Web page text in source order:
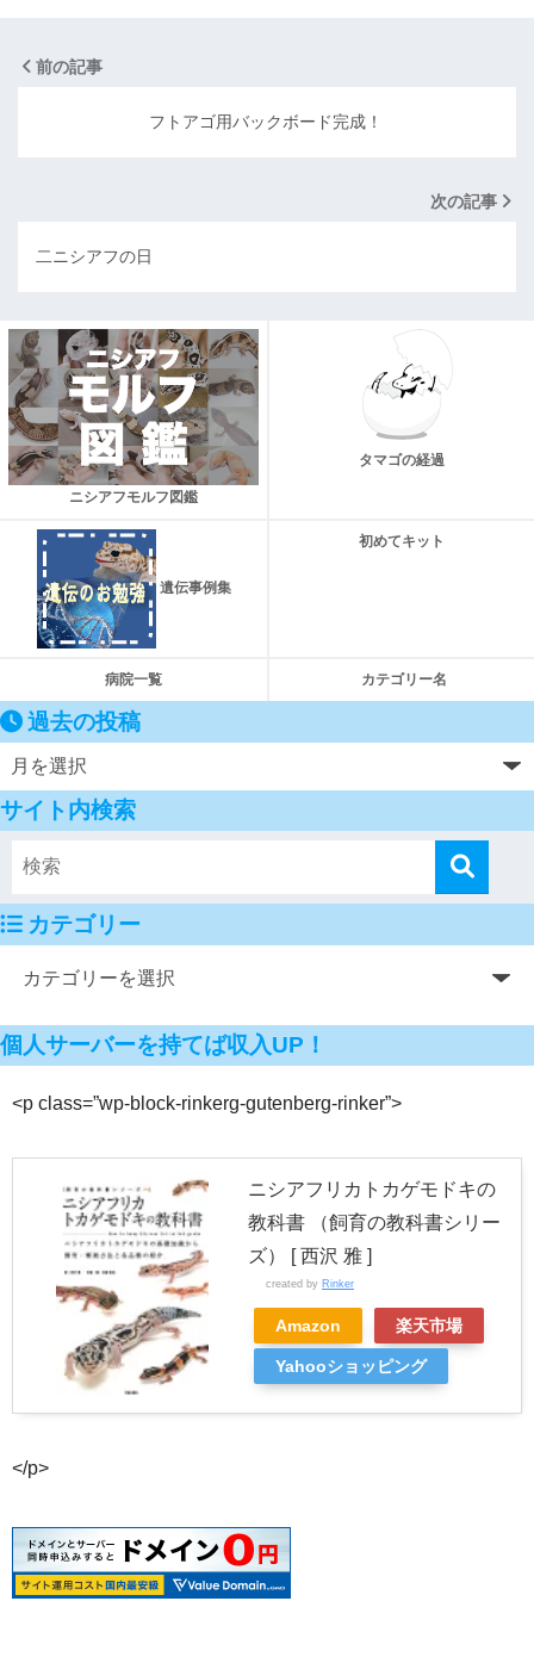
前の記事
フトアゴ用バックボード完成！
次の記事
二ニシアフの日
ニシアフモルフ図鑑
タマゴの経過
遺伝事例集
初めてキット
病院一覧 カテゴリー名
過去の投稿
サイト内検索
カテゴリー
個人サーバーを持てば収入UP！
<p class=”wp-block-rinkerg-gutenberg-rinker”>
ニシアフリカトカゲモドキの
教科書 （飼育の教科書シリー
ズ） [ 西沢 雅 ]
created by Rinker
Amazon 楽天市場
Yahooショッピング
</p>